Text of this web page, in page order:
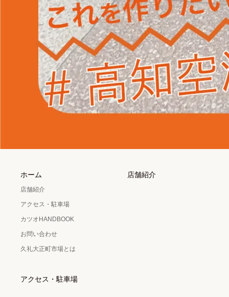
ホーム
店舗紹介
アクセス・駐車場
カツオHANDBOOK
お問い合わせ
久礼大正町市場とは
店舗紹介
アクセス・駐車場